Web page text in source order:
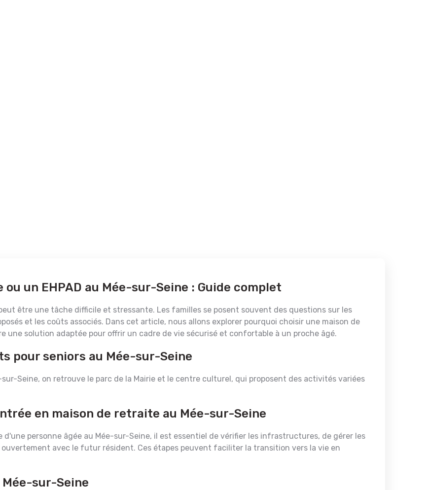
un EHPAD au Mée-sur-Seine : Guide complet
être une tâche difficile et stressante. Les familles se posent souvent des questions sur les
et les coûts associés. Dans cet article, nous allons explorer pourquoi choisir une maison de
une solution adaptée pour offrir un cadre de vie sécurisé et confortable à un proche âgé.
pour seniors au Mée-sur-Seine
Seine, on retrouve le parc de la Mairie et le centre culturel, qui proposent des activités variées
en maison de retraite au Mée-sur-Seine
personne âgée au Mée-sur-Seine, il est essentiel de vérifier les infrastructures, de gérer les
avec le futur résident. Ces étapes peuvent faciliter la transition vers la vie en
sur-Seine